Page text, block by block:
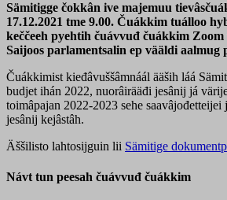
Sämitigge čokkân ive majemuu
17.12.2021 tme 9.00. Čuákkim tuálloo
keččeeh pyehtih čuávvuđ čuákkim
Saijoos parlamentsalin ep vääldi aalmug
Čuákkimist kieđâvuššâmnáál ääših láá
budjet ihán 2022, nuorâirääđi jesânij já
toimâpajan 2022-2023 sehe saavâjođetteijei
jesânij kejâstâh.
Äššilisto lahtosijguin lii Sämitige
Návt tun peesah čuávvuđ čuákkim